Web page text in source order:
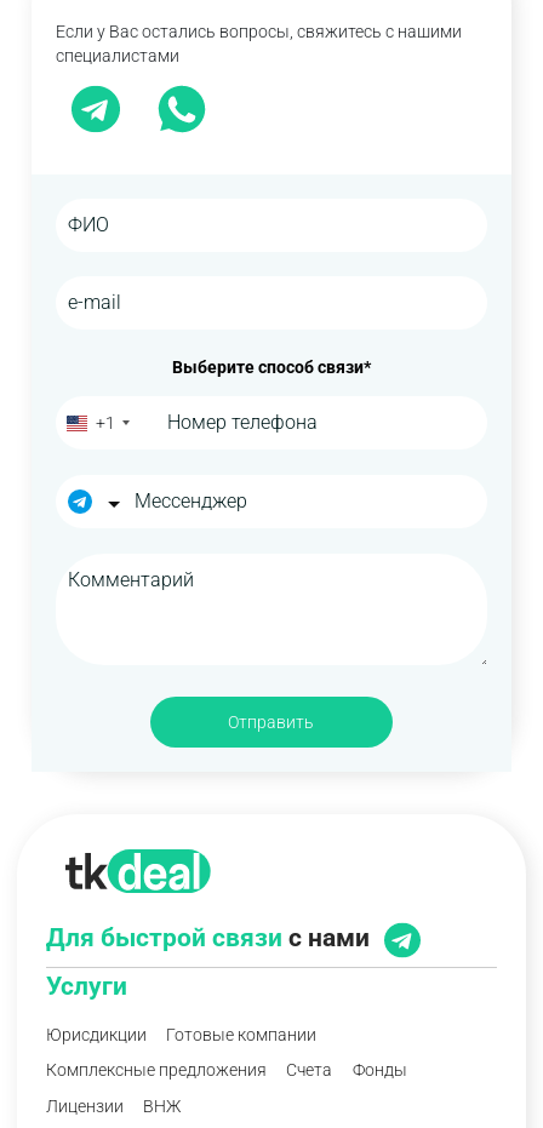
Если у Вас остались вопросы, свяжитесь с нашими
специалистами
Выберите способ связи*
+1
Отправить
Услуги
Юрисдикции
Готовые компании
Комплексные предложения
Счета
Фонды
Лицензии
ВНЖ
Для быстрой связи с нами